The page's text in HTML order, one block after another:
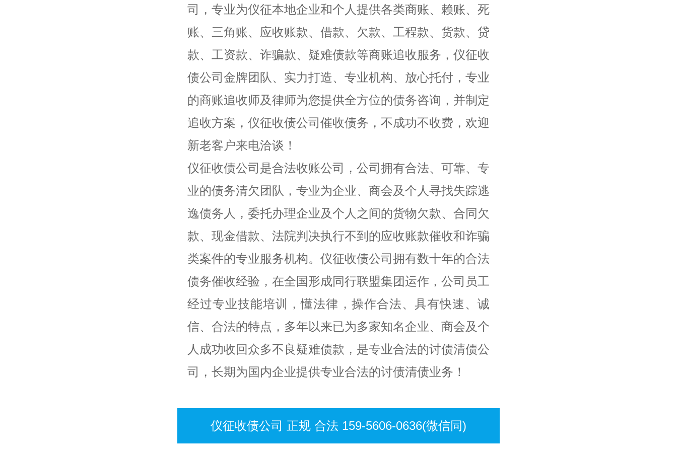
司，专业为仪征本地企业和个人提供各类商账、赖账、死
账、三角账、应收账款、借款、欠款、工程款、货款、贷
款、工资款、诈骗款、疑难债款等商账追收服务，仪征收
债公司金牌团队、实力打造、专业机构、放心托付，专业
的商账追收师及律师为您提供全方位的债务咨询，并制定
追收方案，仪征收债公司催收债务，不成功不收费，欢迎
新老客户来电洽谈！
仪征收债公司是合法收账公司，公司拥有合法、可靠、专
业的债务清欠团队，专业为企业、商会及个人寻找失踪逃
逸债务人，委托办理企业及个人之间的货物欠款、合同欠
款、现金借款、法院判决执行不到的应收账款催收和诈骗
类案件的专业服务机构。仪征收债公司拥有数十年的合法
债务催收经验，在全国形成同行联盟集团运作，公司员工
经过专业技能培训，懂法律，操作合法、具有快速、诚
信、合法的特点，多年以来已为多家知名企业、商会及个
人成功收回众多不良疑难债款，是专业合法的讨债清债公
司，长期为国内企业提供专业合法的讨债清债业务！
仪征收债公司 正规 合法 159-5606-0636(微信同)